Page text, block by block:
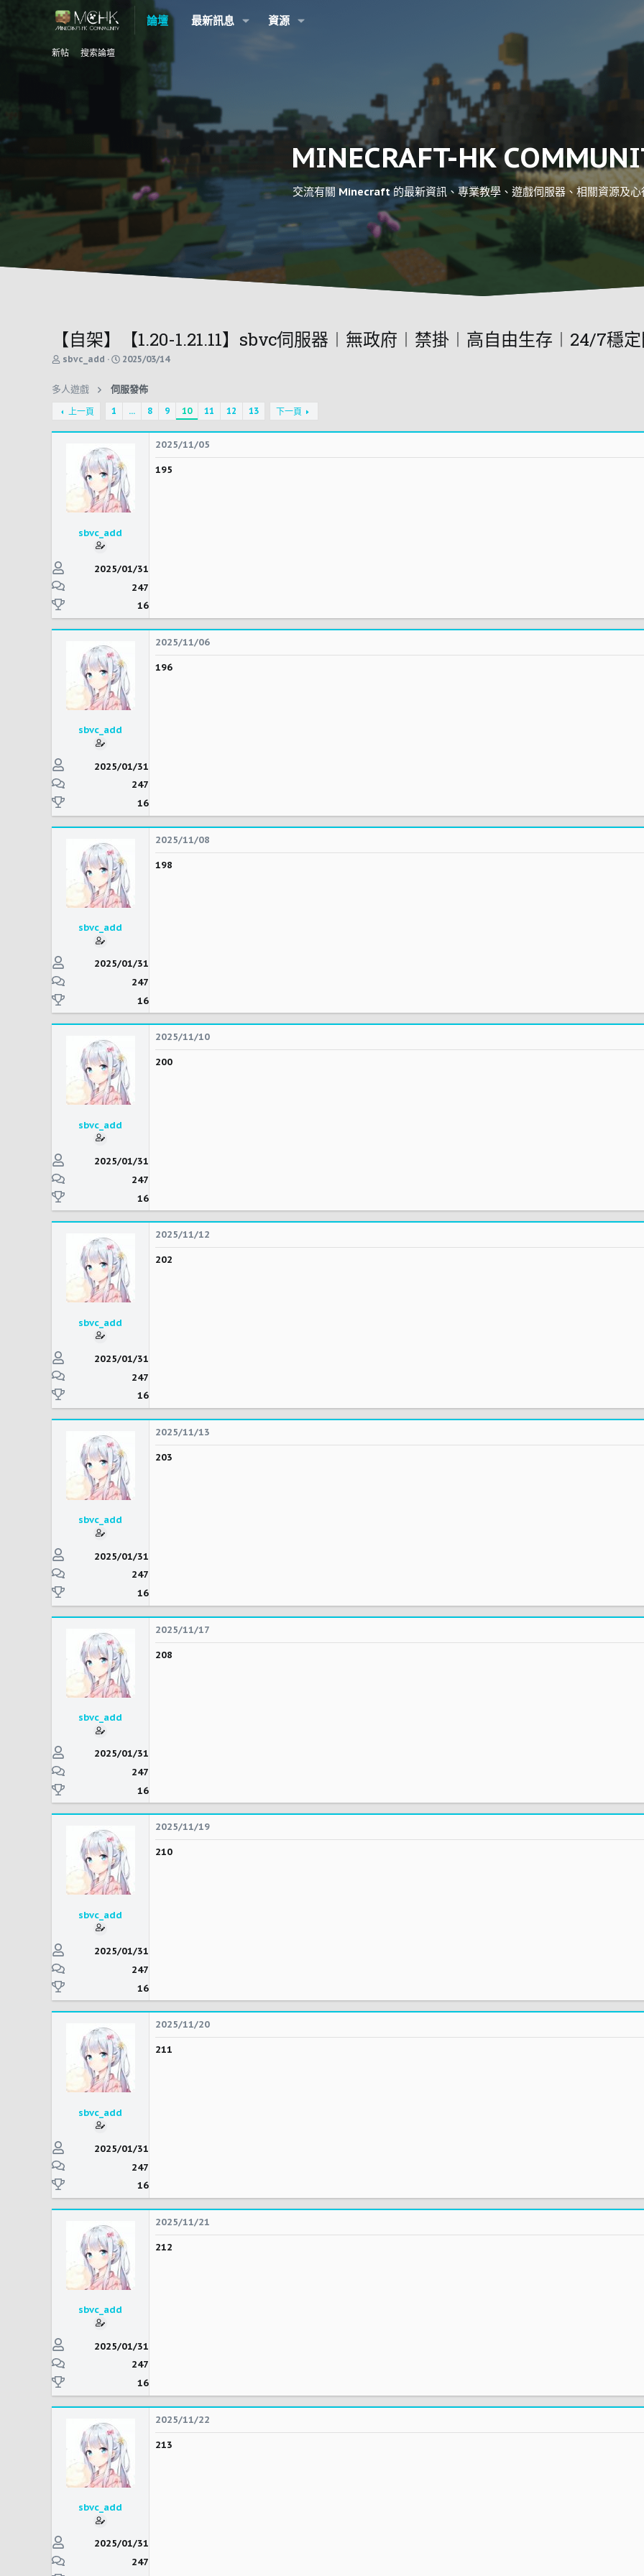
論壇 最新訊息 資源
新帖 搜索論壇
MINECRAFT-HK
交流有關 Minecraft 的最新資訊、專業教學、遊戲伺服器、相關資源及心
【自架】【1.20-1.21.11】sbvc伺服器︱無政府︱禁掛︱高自由生存︱24/7穩
主
起
sbvc_add
開
間
2025/03/14
多人遊戲 伺服發佈
上一頁 1 ... 8 9 10 11 12 13 下一頁
sbvc_add
2025/01/31
247
16
2025/11/05
195
sbvc_add
2025/01/31
247
16
2025/11/06
196
sbvc_add
2025/01/31
247
16
2025/11/08
198
sbvc_add
2025/01/31
247
16
2025/11/10
200
sbvc_add
2025/01/31
247
16
2025/11/12
202
sbvc_add
2025/01/31
247
16
2025/11/13
203
sbvc_add
2025/01/31
247
16
2025/11/17
208
sbvc_add
2025/01/31
247
16
2025/11/19
210
sbvc_add
2025/01/31
247
16
2025/11/20
211
sbvc_add
2025/01/31
247
16
2025/11/21
212
sbvc_add
2025/01/31
247
2025/11/22
213